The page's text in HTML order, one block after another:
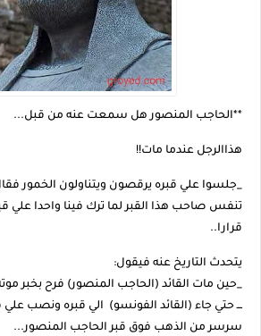
**الحاجب المنصور هل سمعت عنه من قبل...
هذاالرجل عندما مات!!
_جلسوا علي قبره يرقصون ويتناولون الخمور
تنفس صاحب هذا القبر لما ترك فينا واحدا علي
قرارا..
يتحدث التاريخ عنه فيقول:
_حين مات القائد (الحاجب المنصور) فرح بخبر
ـــ حتي جاء (القائد الفونسو) الي قبره ونصب علي
سرسر من الذهب فوق قبر الحاجب المنصور...